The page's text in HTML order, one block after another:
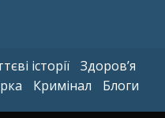
історії
Здоров’я
Кримінал Блоги